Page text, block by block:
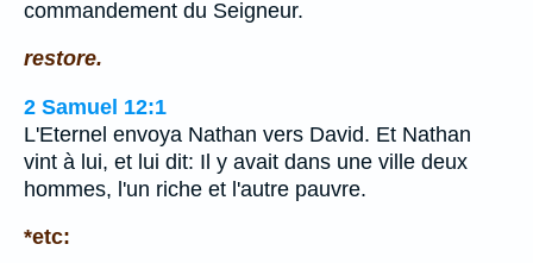
commandement du Seigneur.
restore.
2 Samuel 12:1
L'Eternel envoya Nathan vers David. Et Nathan
vint à lui, et lui dit: Il y avait dans une ville deux
hommes, l'un riche et l'autre pauvre.
*etc: